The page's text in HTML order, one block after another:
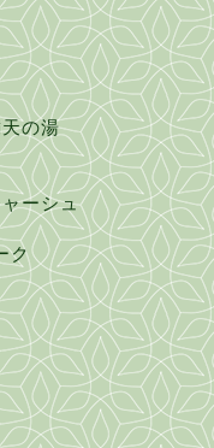
の湯
ーシュ
ク